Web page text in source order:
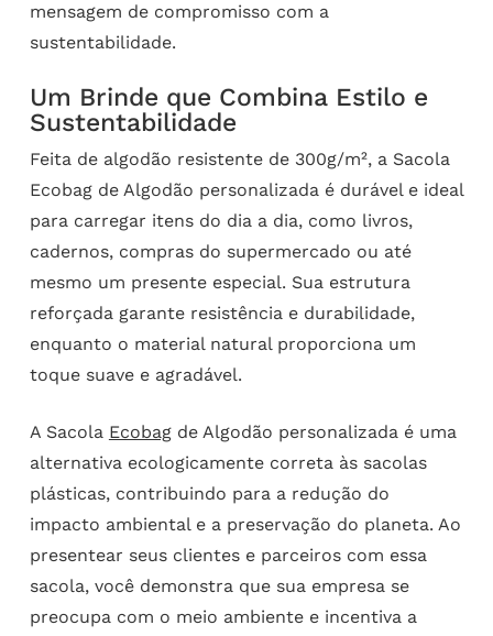
mensagem de compromisso com a
sustentabilidade.
Um Brinde que Combina Estilo e
Sustentabilidade
Feita de algodão resistente de 300g/m², a Sacola
Ecobag de Algodão personalizada é durável e ideal
para carregar itens do dia a dia, como livros,
cadernos, compras do supermercado ou até
mesmo um presente especial. Sua estrutura
reforçada garante resistência e durabilidade,
enquanto o material natural proporciona um
toque suave e agradável.
A Sacola Ecobagde Algodão personalizada é uma
alternativa ecologicamente correta às sacolas
plásticas, contribuindo para a redução do
impacto ambiental e a preservação do planeta. Ao
presentear seus clientes e parceiros com essa
sacola, você demonstra que sua empresa se
preocupa com o meio ambiente e incentiva a